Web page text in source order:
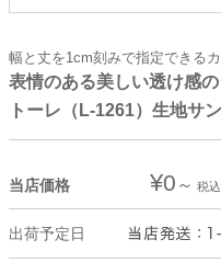
幅と丈を1cm刻みで指定できる
表情のある美しい透け感
トーレ（L-1261）生地サ
当店価格 ¥0 税込
出荷予定日